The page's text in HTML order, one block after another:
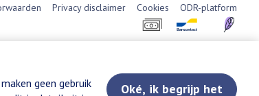
geen gebruik
Oké, ik begrijp het
Privacy disclaimer Cookies ODR-platform